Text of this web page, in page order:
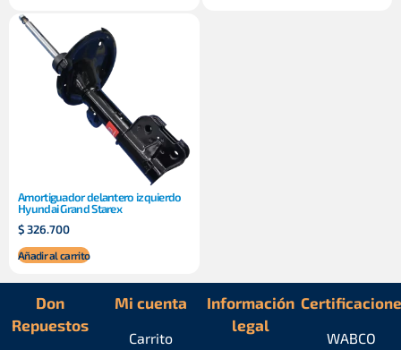
Amortiguador delantero izquierdo
Hyundai Grand Starex
$326.700
Añadir al carrito
Don
Repuestos
Mi cuenta
Carrito
Información
legal
WABCO